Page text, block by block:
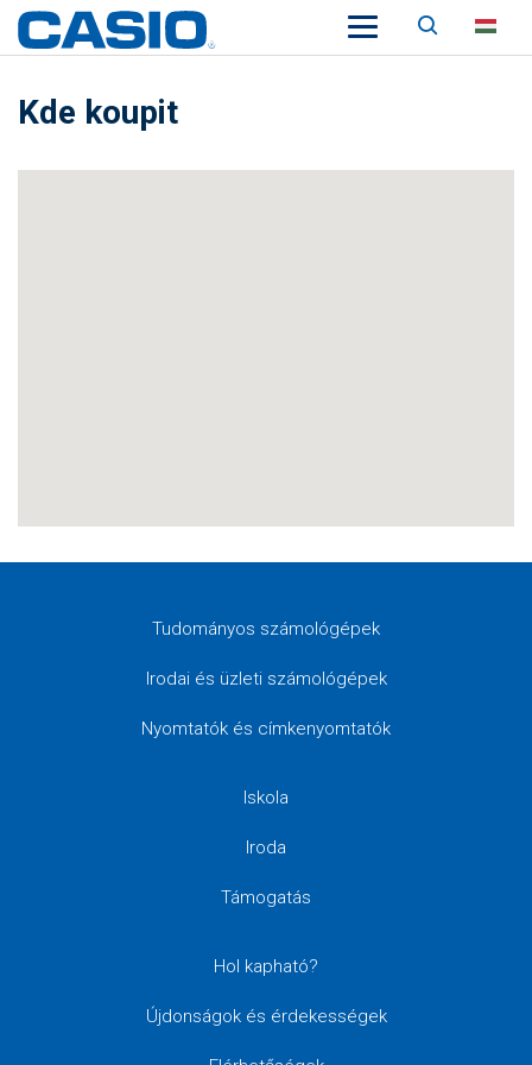
Keresés
Kde koupit
Tudományos számológépek
Irodai és üzleti számológépek
Nyomtatók és címkenyomtatók
Iskola
Iroda
Támogatás
Hol kapható?
Újdonságok és érdekességek